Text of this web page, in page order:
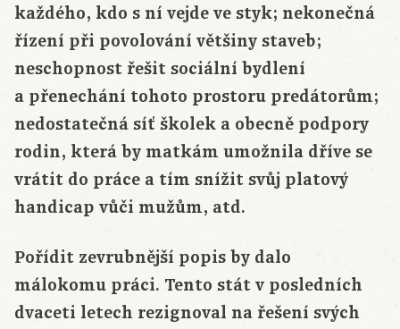
každého, kdo s ní vejde ve styk; nekonečná
řízení při povolování většiny staveb;
neschopnost řešit sociální bydlení
a přenechání tohoto prostoru predátorům;
nedostatečná síť školek a obecně podpory
rodin, která by matkám umožnila dříve se
vrátit do práce a tím snížit svůj platový
handicap vůči mužům, atd.
Pořídit zevrubnější popis by dalo
málokomu práci. Tento stát v posledních
dvaceti letech rezignoval na řešení svých